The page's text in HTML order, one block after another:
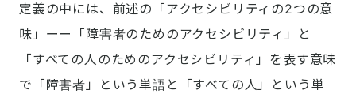
定義の中には、前述の「アクセシビリティの2つの意
味」ーー「障害者のためのアクセシビリティ」と
「すべての人のためのアクセシビリティ」を表す意味
で「障害者」という単語と「すべての人」という単